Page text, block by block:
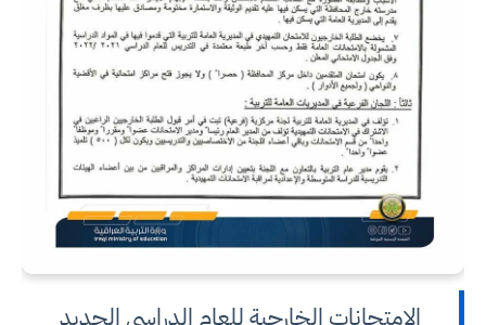
الامتحانات الخارجية للعام الدراسي الجديد